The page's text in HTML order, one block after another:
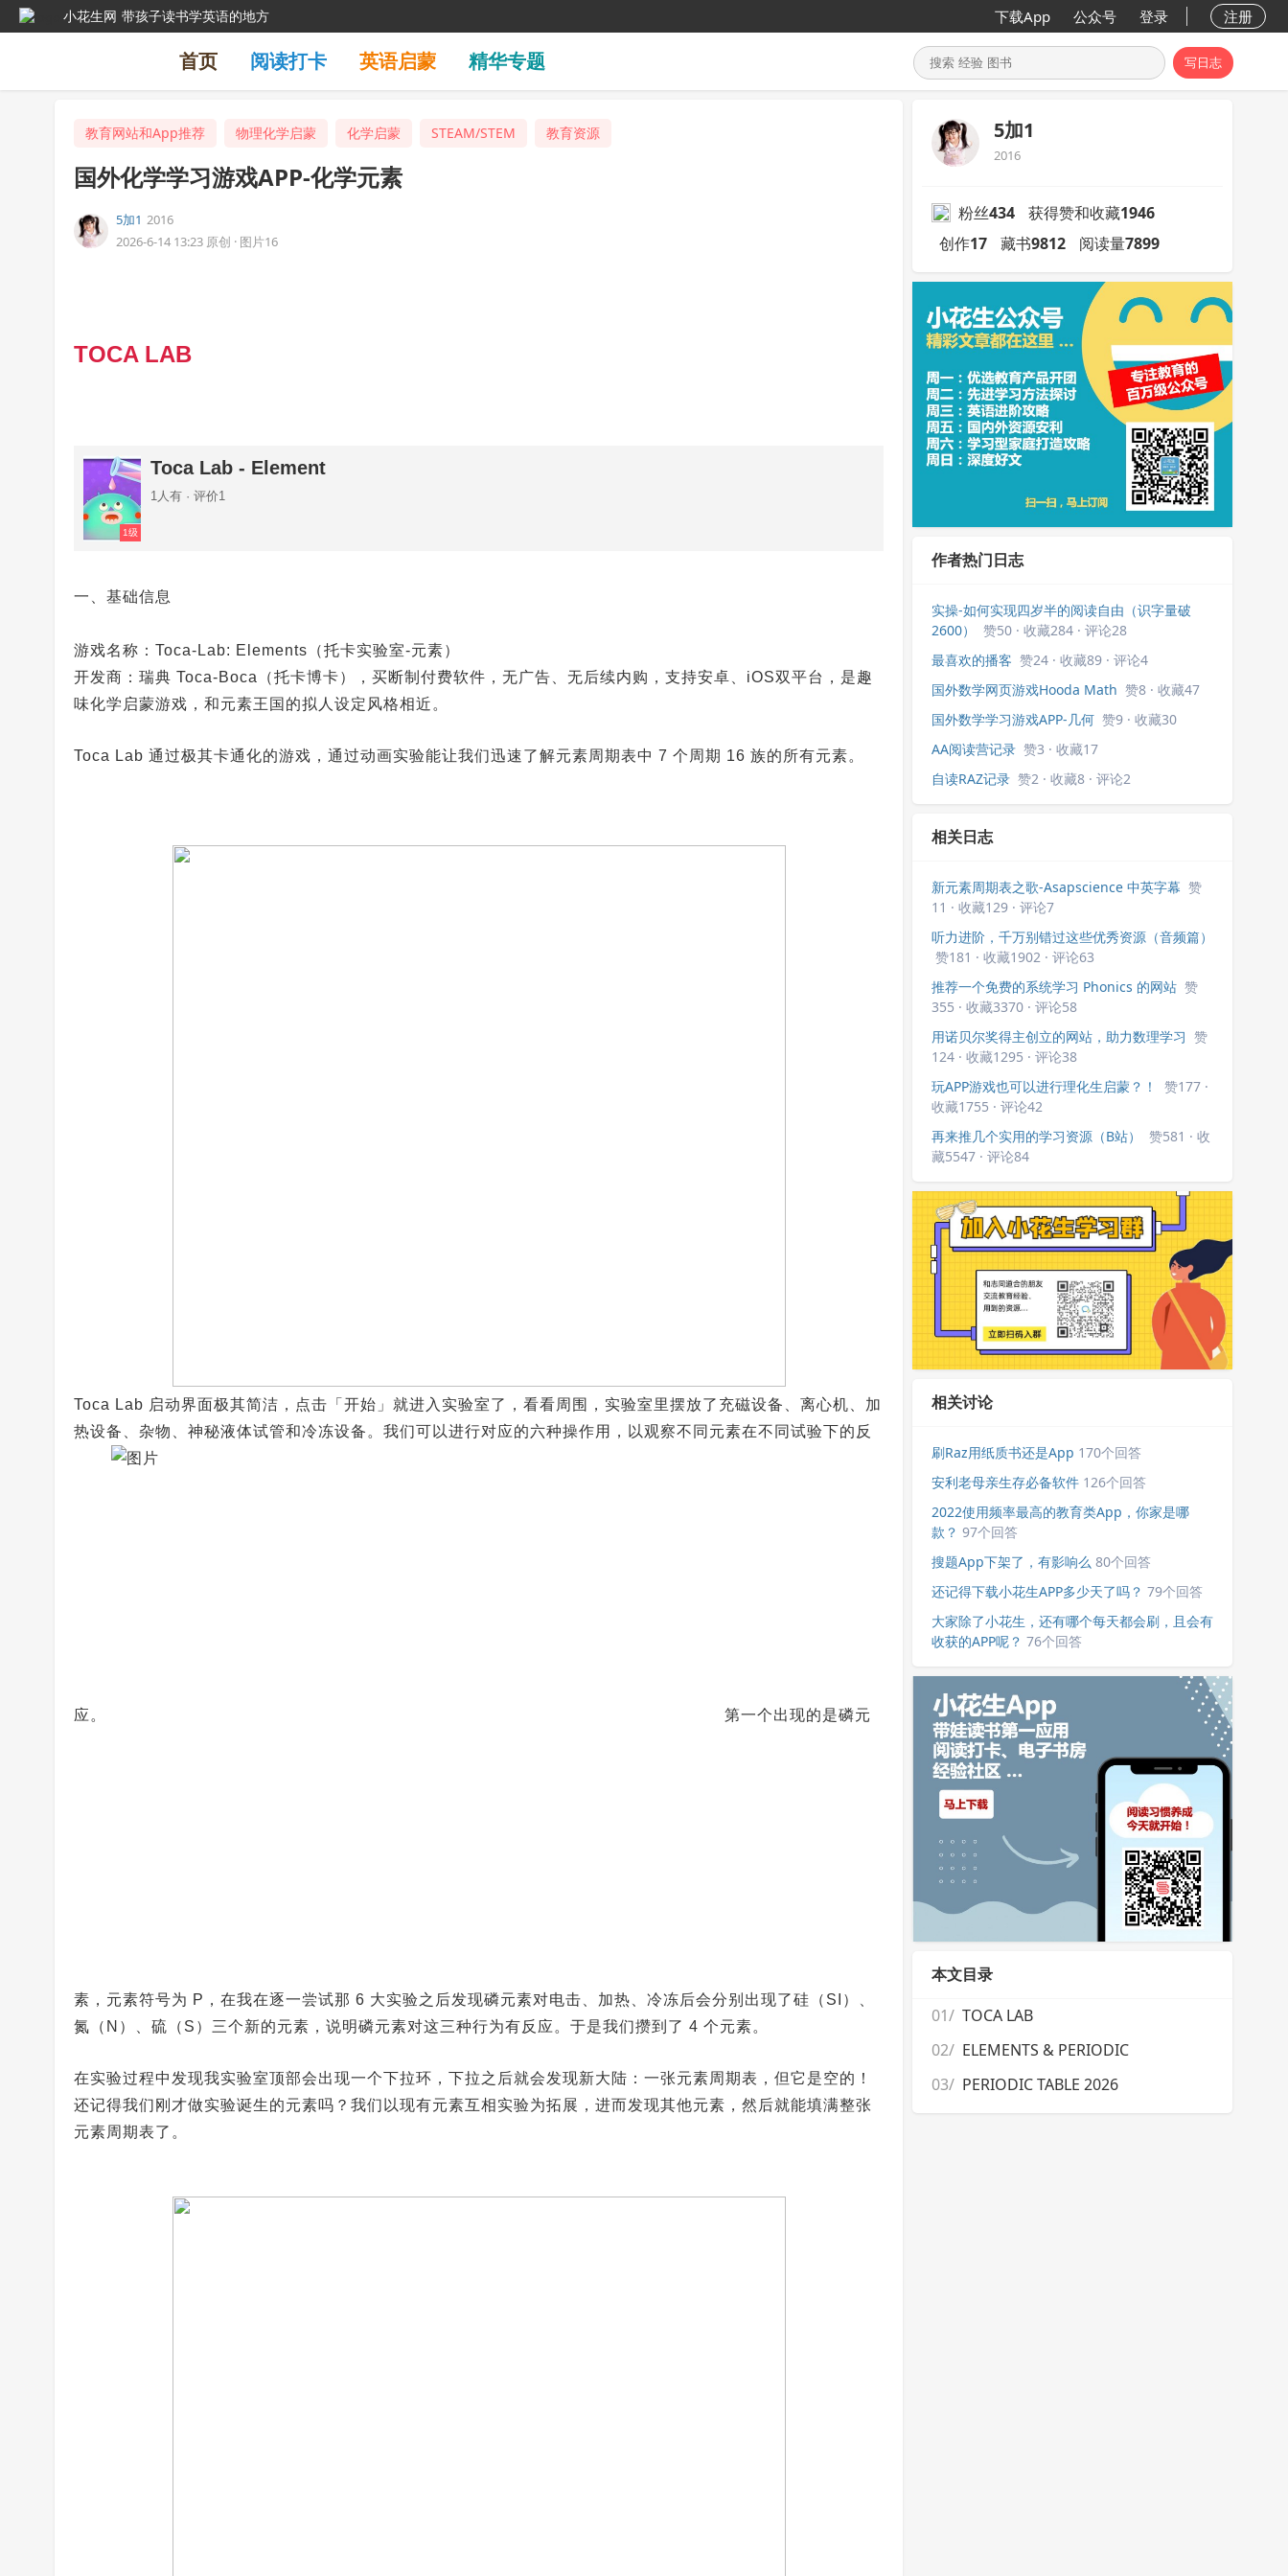
小花生网 带孩子读书学英语的地方 下载App 公众号 登录 注册
首页 阅读打卡 英语启蒙 精华专题 写日志
教育网站和App推荐 物理化学启蒙 化学启蒙 STEAM/STEM 教育资源
国外化学学习游戏APP-化学元素
5加1 2016
2026-6-14 13:23 原创 · 图片16
TOCA LAB
1级
Toca Lab - Element
1人有 · 评价1
一、基础信息
游戏名称：Toca‑Lab: Elements（托卡实验室‑元素）
开发商：瑞典 Toca‑Boca（托卡博卡），买断制付费软件，无广告、无后续内购，支持安卓、iOS双平台，是趣
味化学启蒙游戏，和元素王国的拟人设定风格相近。
Toca Lab 通过极其卡通化的游戏，通过动画实验能让我们迅速了解元素周期表中 7 个周期 16 族的所有元素。
Toca Lab 启动界面极其简洁，点击「开始」就进入实验室了，看看周围，实验室里摆放了充磁设备、离心机、加
热设备、杂物、神秘液体试管和冷冻设备。我们可以进行对应的六种操作用，以观察不同元素在不同试验下的反
应。 第一个出现的是磷元
素，元素符号为 P，在我在逐一尝试那 6 大实验之后发现磷元素对电击、加热、冷冻后会分别出现了硅（SI）、
氮（N）、硫（S）三个新的元素，说明磷元素对这三种行为有反应。于是我们攒到了 4 个元素。
在实验过程中发现我实验室顶部会出现一个下拉环，下拉之后就会发现新大陆：一张元素周期表，但它是空的！
还记得我们刚才做实验诞生的元素吗？我们以现有元素互相实验为拓展，进而发现其他元素，然后就能填满整张
元素周期表了。
5加1
2016
粉丝434 获得赞和收藏1946
创作17 藏书9812 阅读量7899
作者热门日志
实操-如何实现四岁半的阅读自由（识字量破
2600）
赞50 · 收藏284 · 评论28
最喜欢的播客 赞24 · 收藏89 · 评论4
国外数学网页游戏Hooda Math 赞8 · 收藏47
国外数学学习游戏APP-几何 赞9 · 收藏30
AA阅读营记录 赞3 · 收藏17
自读RAZ记录 赞2 · 收藏8 · 评论2
相关日志
新元素周期表之歌-Asapscience 中英字幕 赞
11 · 收藏129 · 评论7
听力进阶，千万别错过这些优秀资源（音频篇）
赞181 · 收藏1902 · 评论63
推荐一个免费的系统学习 Phonics 的网站 赞
355 · 收藏3370 · 评论58
用诺贝尔奖得主创立的网站，助力数理学习 赞
124 · 收藏1295 · 评论38
玩APP游戏也可以进行理化生启蒙？！
赞177 ·
收藏1755 · 评论42
再来推几个实用的学习资源（B站）
赞581 · 收
藏5547 · 评论84
相关讨论
刷Raz用纸质书还是App 170个回答
安利老母亲生存必备软件 126个回答
2022使用频率最高的教育类App，你家是哪
款？ 97个回答
搜题App下架了，有影响么 80个回答
还记得下载小花生APP多少天了吗？ 79个回答
大家除了小花生，还有哪个每天都会刷，且会有
收获的APP呢？ 76个回答
本文目录
01/ TOCA LAB
02/ ELEMENTS & PERIODIC
03/ PERIODIC TABLE 2026